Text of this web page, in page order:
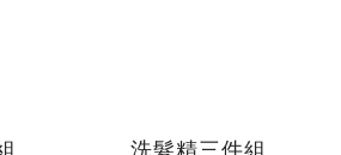
洗髮精三件組